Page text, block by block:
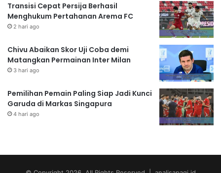
Transisi Cepat Persija Berhasil
Menghukum Pertahanan Arema FC
2 hari ago
Chivu Abaikan Skor Uji Coba demi
Matangkan Permainan Inter Milan
3 hari ago
Pemilihan Pemain Paling Siap Jadi Kunci
Garuda di Markas Singapura
4 hari ago